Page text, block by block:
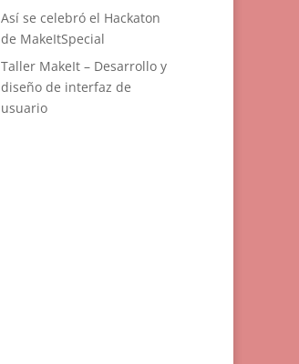
Así se celebró el Hackaton
de MakeItSpecial
Taller MakeIt – Desarrollo y
diseño de interfaz de
usuario